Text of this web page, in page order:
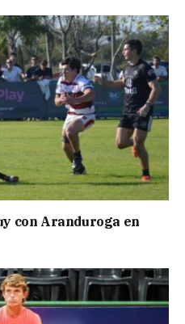
con Aranduroga en